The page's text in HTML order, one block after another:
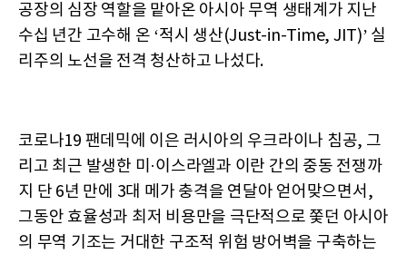
공장의 심장 역할을 맡아온 아시아 무역 생태계가 지난
수십 년간 고수해 온 ‘적시 생산(Just-in-Time, JIT)’ 실
리주의 노선을 전격 청산하고 나섰다.
코로나19 팬데믹에 이은 러시아의 우크라이나 침공, 그
리고 최근 발생한 미·이스라엘과 이란 간의 중동 전쟁까
지 단 6년 만에 3대 메가 충격을 연달아 얻어맞으면서,
그동안 효율성과 최저 비용만을 극단적으로 쫓던 아시아
의 무역 기조는 거대한 구조적 위험 방어벽을 구축하는